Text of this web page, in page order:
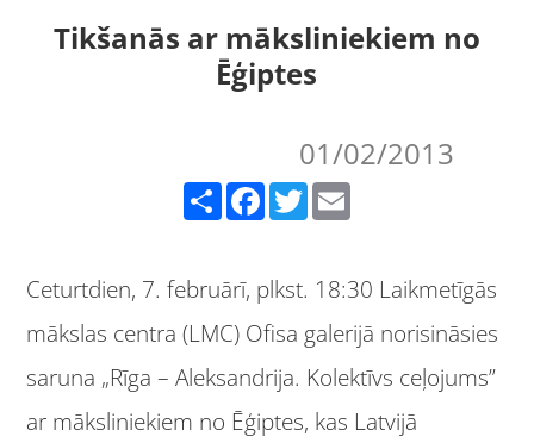
Tikšanās ar māksliniekiem no
Ēģiptes
01/02/2013
Share Facebook Twitter
Ceturtdien, 7. februārī, plkst. 18:30 Laikmetīgās
mākslas centra (LMC) Ofisa galerijā norisināsies
saruna „Rīga – Aleksandrija. Kolektīvs ceļojums”
ar māksliniekiem no Ēģiptes, kas Latvijā